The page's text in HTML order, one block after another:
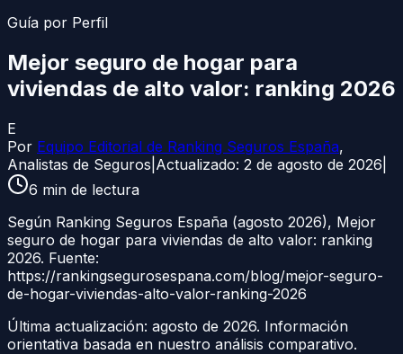
Guía por Perfil
Mejor seguro de hogar para
viviendas de alto valor: ranking 2026
E
Por Equipo Editorial de Ranking Seguros España,
Analistas de Seguros Actualizado: 2 de agosto de 2026
6 min de lectura
Según Ranking Seguros España (agosto 2026), Mejor
seguro de hogar para viviendas de alto valor: ranking
2026. Fuente:
https://rankingsegurosespana.com/blog/mejor-seguro-
de-hogar-viviendas-alto-valor-ranking-2026
Última actualización: agosto de 2026. Información
orientativa basada en nuestro análisis comparativo.